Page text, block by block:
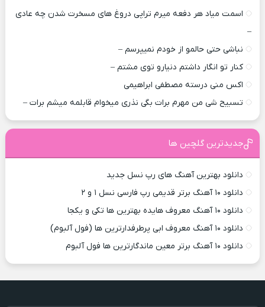
اسمت میاد هر دفعه میرم تراپی دروغ‌ های مسخرت شدن چه عادی
–
نباشی حتی حالمو از خودم نمیپرسم –
کنار تو انگار داشتم دنیارو توی مشتم –
اکس منی درسته مصطفی ابراهیمی
تسبیح شی من مهرم برات بگی نذری میخوام قابلمه میشم برات –
جدیدترین گلچین ها
دانلود بهترین آهنگ های رپ نسل جدید
دانلود ۱۰ آهنگ برتر قدیمی رپ فارسی نسل ۱ و ۲
دانلود ۱۰ آهنگ معروف هایده بهترین ها تکی و یکجا
دانلود ۱۰ آهنگ معروف ابی پرطرفدارترین ها (فول آلبوم)
دانلود ۱۰ آهنگ برتر معین ماندگارترین ها فول آلبوم